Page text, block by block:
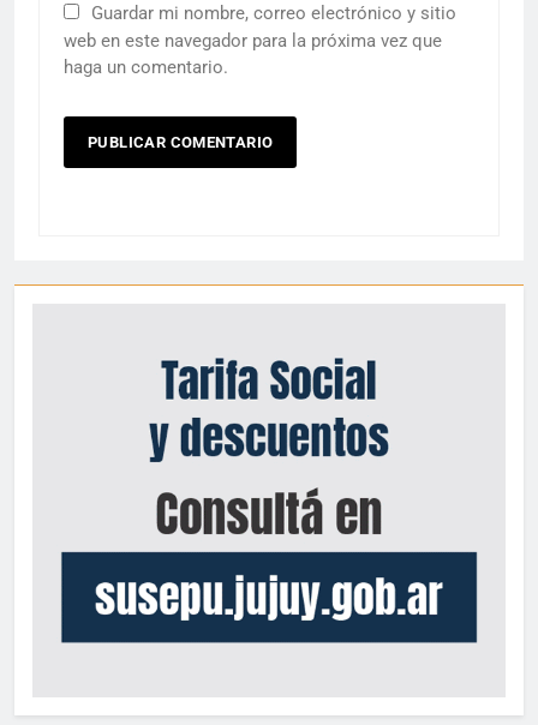
Guardar mi nombre, correo electrónico y sitio
web en este navegador para la próxima vez que
haga un comentario.